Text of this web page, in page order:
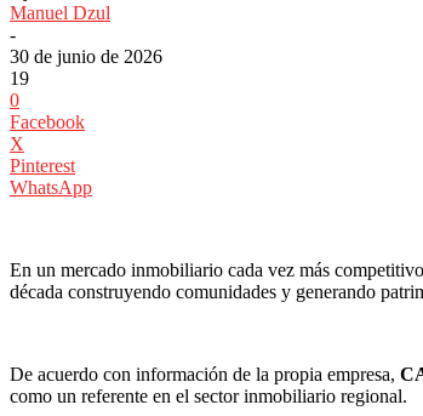
Manuel Dzul
-
30 de junio de 2026
19
0
Facebook
X
Pinterest
WhatsApp
En un mercado inmobiliario cada vez más
década construyendo comunidades y generando
De acuerdo con información de la propia empresa,
como un referente en el sector inmobiliario regional.